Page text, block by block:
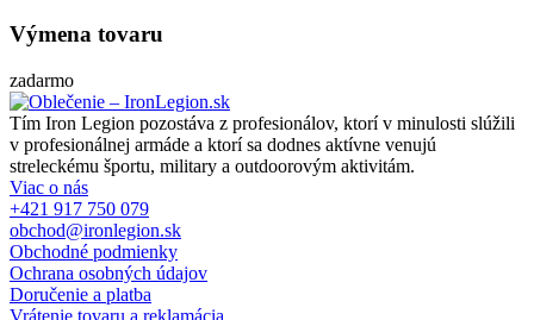
Výmena tovaru
zadarmo
Tím Iron Legion pozostáva z profesionálov, ktorí v minulosti slúžili
v profesionálnej armáde a ktorí sa dodnes aktívne venujú
streleckému športu, military a outdoorovým aktivitám.
Viac o nás
+421 917 750 079
obchod@ironlegion.sk
Obchodné podmienky
Ochrana osobných údajov
Doručenie a platba
Vrátenie tovaru a reklamácia